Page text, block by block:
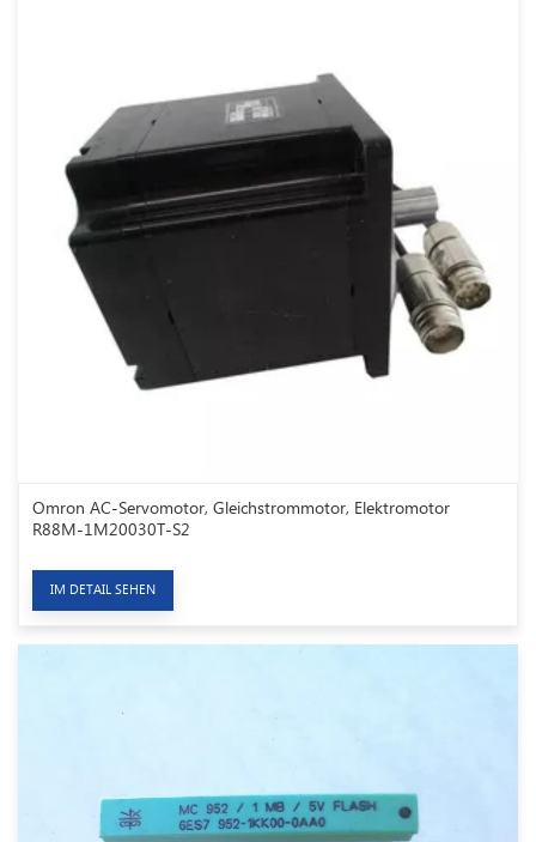
Omron AC-Servomotor, Gleichstrommotor, Elektromotor
R88M-1M20030T-S2
IM DETAIL SEHEN